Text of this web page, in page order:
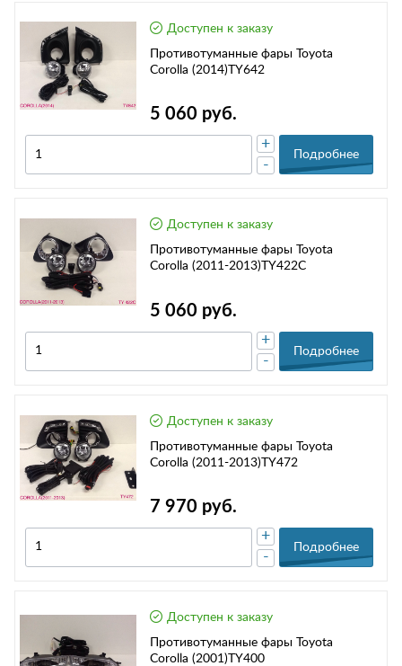
Доступен к заказу
Противотуманные фары Toyota
Corolla (2014)TY642
5 060 руб.
-
+
Подробнее
Доступен к заказу
Противотуманные фары Toyota
Corolla (2011-2013)TY422C
5 060 руб.
-
+
Подробнее
Доступен к заказу
Противотуманные фары Toyota
Corolla (2011-2013)TY472
7 970 руб.
-
+
Подробнее
Доступен к заказу
Противотуманные фары Toyota
Corolla (2001)TY400